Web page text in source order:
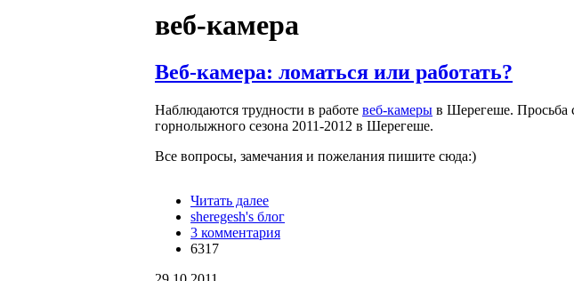
Вы здесь
веб-камера
Веб-камера: ломаться или работать?
Наблюдаются трудности в работе веб-камеры в Шерегеше. Просьба
горнолыжного сезона 2011-2012 в Шерегеше.
Все вопросы, замечания и пожелания пишите сюда:)
Читать далее
sheregesh's блог
3 комментария
6317